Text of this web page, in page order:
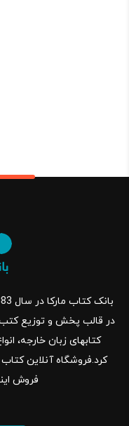
در قالب پخش و توزیع
فروش